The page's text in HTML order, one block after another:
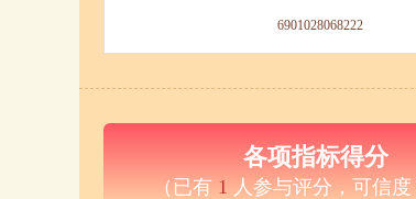
6901028068222
各项指标得分
（已有 1 人参与评分，可信度